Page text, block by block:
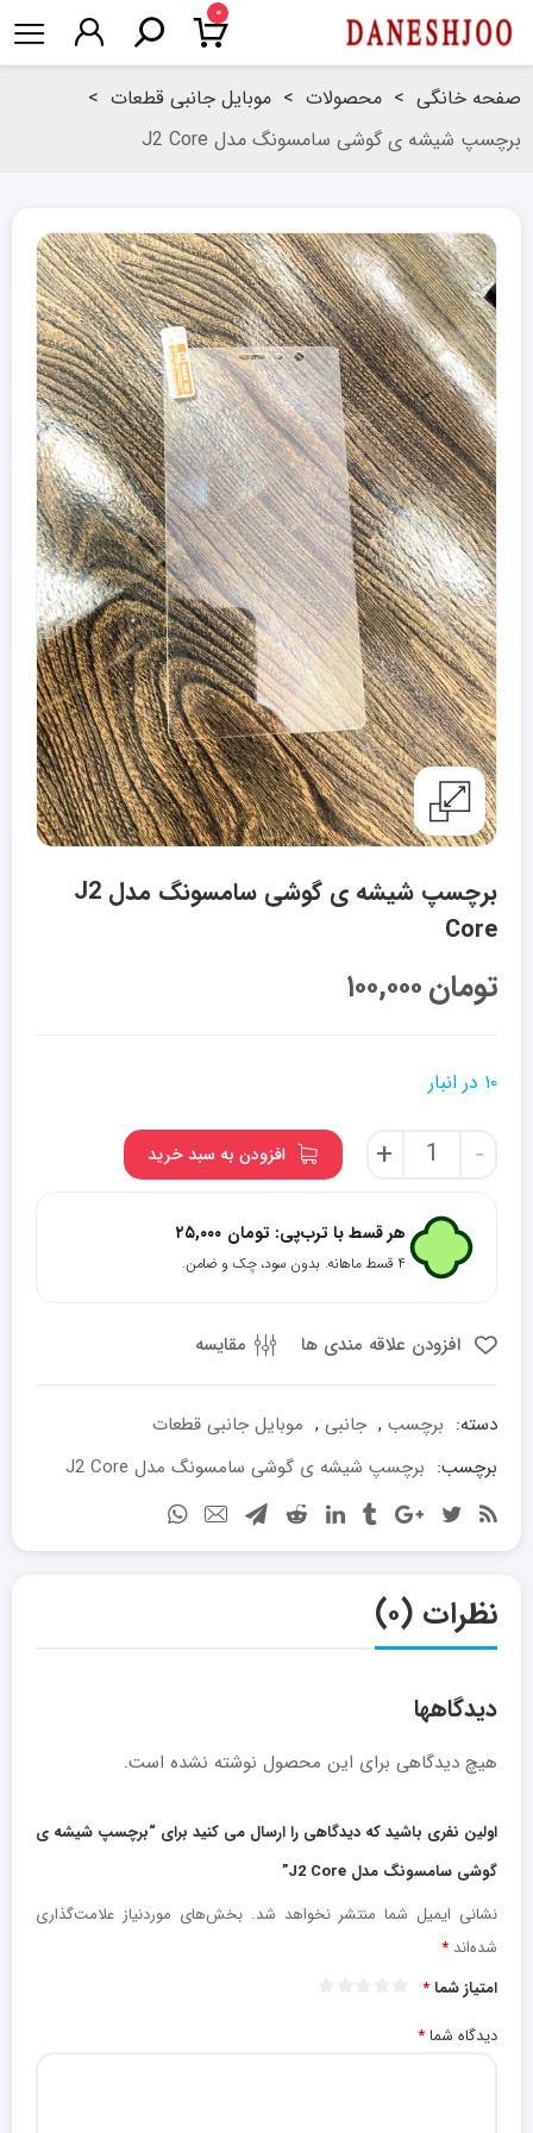
۰
صفحه خانگی > محصولات > موبایل جانبی قطعات >
برچسپ شیشه ی گوشی سامسونگ مدل J2 Core
برچسپ شیشه ی گوشی سامسونگ مدل J2
Core
۱۰۰,۰۰۰تومان
۱۰ در انبار
-
برچسپ
شیشه
گوشی
سامسونگ
مدل
Core
+ افزودن به سبد خرید
هر قسط با ترب‌پی: ۲۵,۰۰۰ تومان
۴ قسط ماهانه. بدون سود، چک و ضامن.
افزودن علاقه مندی ها مقایسه
دسته: برچسب , جانبی , موبایل جانبی قطعات
برچسب: برچسپ شیشه ی گوشی سامسونگ مدل J2 Core
نظرات (۰)
دیدگاهها
هیچ دیدگاهی برای این محصول نوشته نشده است.
اولین نفری باشید که دیدگاهی را ارسال می کنید برای “برچسپ شیشه ی
گوشی سامسونگ مدل J2 Core”
نشانی ایمیل شما منتشر نخواهد شد. بخش‌های موردنیاز علامت‌گذاری
شده‌اند *
امتیاز شما*
دیدگاه شما*